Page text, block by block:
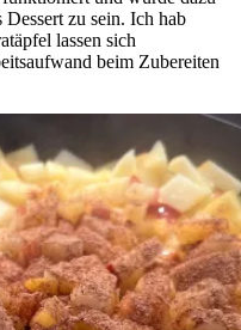
Dessert zu sein. Ich hab
lassen sich
beim Zubereiten